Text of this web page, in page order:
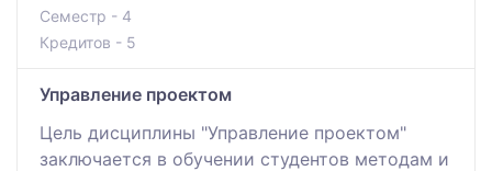
Семестр - 4
Кредитов - 5
Управление проектом
Цель дисциплины "Управление проектом"
заключается в обучении студентов методам и